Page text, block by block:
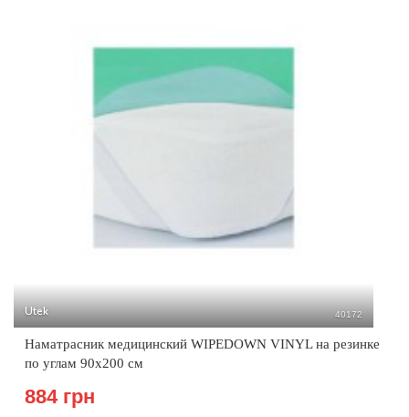
Utek 40172
Наматрасник медицинский WIPEDOWN VINYL на резинке
по углам 90х200 см
884 грн